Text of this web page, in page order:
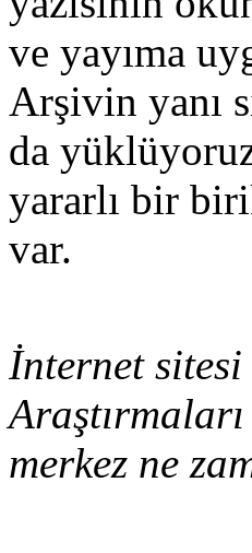
ve yayıma
Arşivin yanı
da
yararlı bir
var.
İnternet
merkez ne